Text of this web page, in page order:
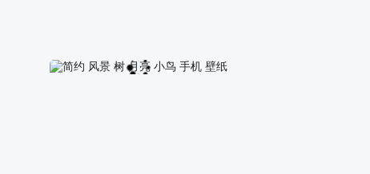
蓝天 白云 绿色草地 一棵大树风景手机壁纸